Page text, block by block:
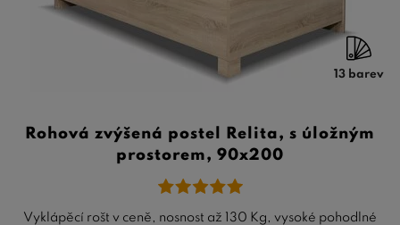
13 barev
Rohová zvýšená postel Relita, s úložným
prostorem, 90x200
Vyklápěcí rošt v ceně, nosnost až 130 Kg, vysoké pohodlné